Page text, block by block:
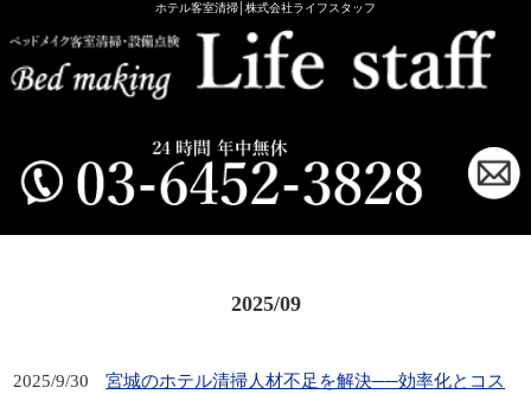
ホテル客室清掃│株式会社ライフスタッフ
2025/09
2025/9/30
宮城のホテル清掃人材不足を解決──効率化とコス